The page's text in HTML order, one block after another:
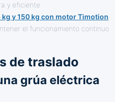
y eficiente.
kg y 150 kg con motor Timotion
el funcionamiento continuo
de traslado
grúa eléctrica